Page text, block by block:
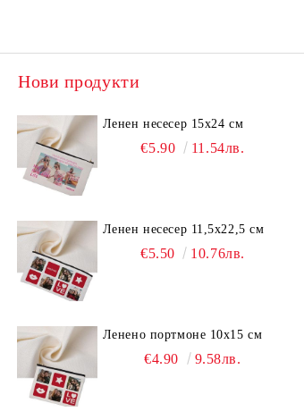
Нови продукти
Ленен несесер 15х24 см
€5.90 11.54лв.
Ленен несесер 11,5х22,5 см
€5.50 10.76лв.
Ленено портмоне 10х15 см
€4.90 9.58лв.